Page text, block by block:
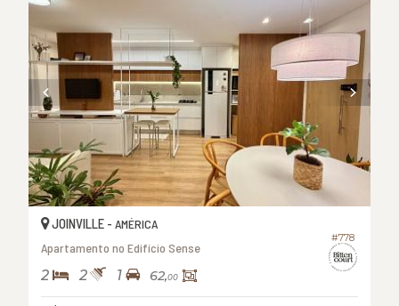
#778
JOINVILLE - AMÉRICA
Apartamento no Edifício Sense
2 2 1 62,00